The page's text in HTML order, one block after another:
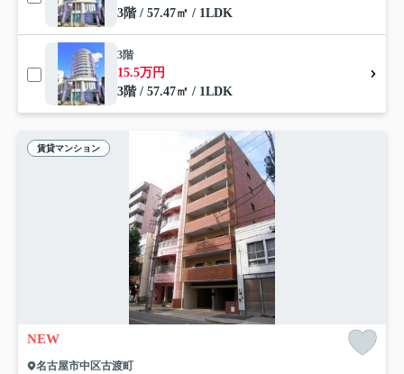
3階 / 57.47㎡ / 1LDK
3階
15.5万円
3階 / 57.47㎡ / 1LDK
賃貸マンション
NEW
名古屋市中区古渡町